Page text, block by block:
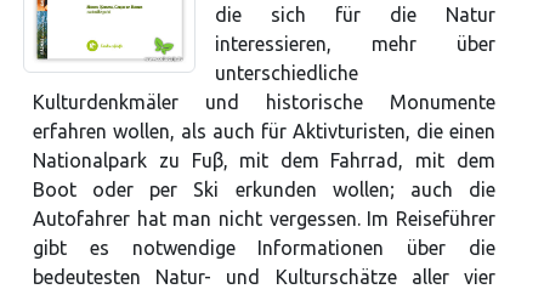
die sich für die Natur
interessieren, mehr über
unterschiedliche
Kulturdenkmäler und historische Monumente
erfahren wollen, als auch für Aktivturisten, die einen
Nationalpark zu Fuβ, mit dem Fahrrad, mit dem
Boot oder per Ski erkunden wollen; auch die
Autofahrer hat man nicht vergessen. Im Reiseführer
gibt es notwendige Informationen über die
bedeutesten Natur- und Kulturschätze aller vier